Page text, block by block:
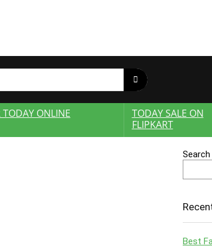
TODAY ONLINE
TODAY SALE ON
FLIPKART
Search
Best